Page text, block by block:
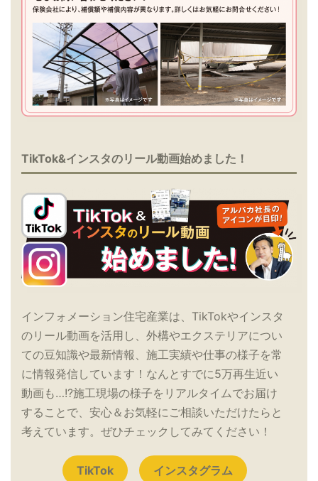
TikTok&インスタのリール動画始めました！
インフォメーション住宅産業は、TikTokやインスタ
のリール動画を活用し、外構やエクステリアについ
ての豆知識や最新情報、施工実績や仕事の様子を常
に情報発信しています！なんとすでに5万再生近い
動画も…!?施工現場の様子をリアルタイムでお届け
することで、安心＆お気軽にご相談いただけたらと
考えています。ぜひチェックしてみてください！
TikTok インスタグラム